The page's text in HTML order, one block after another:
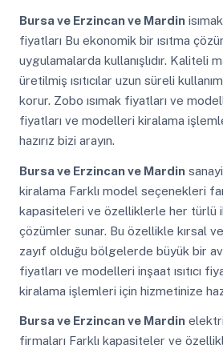
Bursa ve Erzincan ve Mardinisımak
fiyatları Bu ekonomik bir ısıtma
uygulamalarda kullanışlıdır. Kaliteli
üretilmiş ısıtıcılar uzun süreli
korur. Zobo ısımak fiyatları ve
fiyatları ve modelleri kiralama
hazırız bizi arayın.
Bursa ve Erzincan ve Mardinsanayi
kiralama Farklı model seçenekleri
kapasiteleri ve özelliklerle her türlü
çözümler sunar. Bu özellikle kırsal ve
zayıf olduğu bölgelerde büyük bir
fiyatları ve modelleri inşaat ısıtıcı
kiralama işlemleri için hizmetinize
Bursa ve Erzincan ve Mardin
firmaları Farklı kapasiteler ve